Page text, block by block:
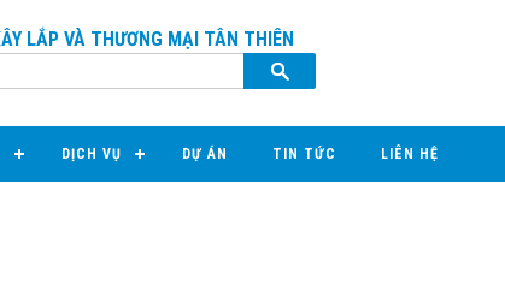
LẮP VÀ THƯƠNG MẠI TÂN THIÊN
DỊCH VỤ DỰ ÁN TIN TỨC LIÊN HỆ